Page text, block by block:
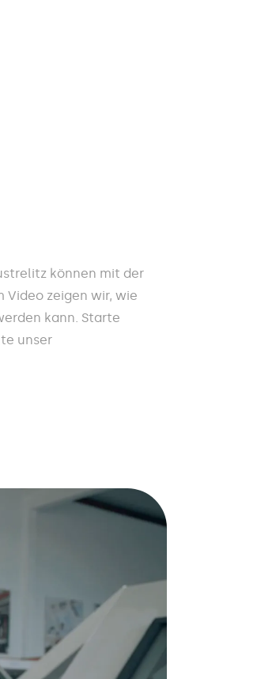
können mit der
Video zeigen wir, wie
kann. Starte
unser